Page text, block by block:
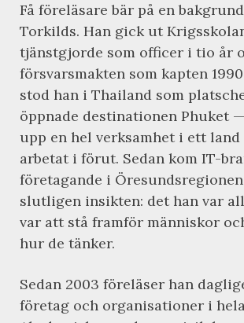
Få föreläsare bär på en
Torkilds. Han gick ut
tjänstgjorde som officer i tio år
försvarsmakten som kapten
stod han i Thailand som
öppnade destinationen Phuket
upp en hel verksamhet i ett
arbetat i förut. Sedan kom IT-
företagande i
slutligen insikten: det han var
var att stå framför människor
hur de tänker.
Sedan 2003 föreläser han
företag och organisationer i